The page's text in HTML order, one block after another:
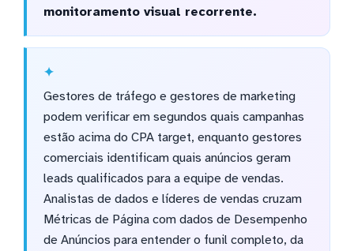
monitoramento visual recorrente.
Gestores de tráfego e gestores de marketing
podem verificar em segundos quais campanhas
estão acima do CPA target, enquanto gestores
comerciais identificam quais anúncios geram
leads qualificados para a equipe de vendas.
Analistas de dados e líderes de vendas cruzam
Métricas de Página com dados de Desempenho
de Anúncios para entender o funil completo, da